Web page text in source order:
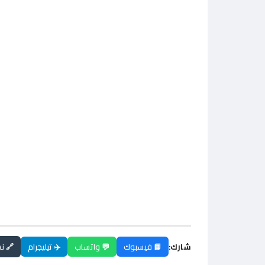
شارك: 📘 فيسبوك 💬 واتساب ✈️ تيليجرام 🔗